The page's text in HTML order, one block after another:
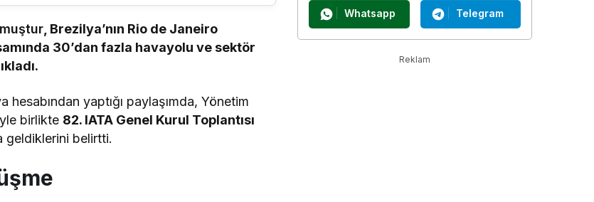
, Brezilya’nın Rio de Janeiro
30’dan fazla havayolu ve sektör
hesabından yaptığı paylaşımda, Yönetim
birlikte 82. IATA Genel Kurul Toplantısı
geldiklerini belirtti.
Whatsapp Telegram
Reklam